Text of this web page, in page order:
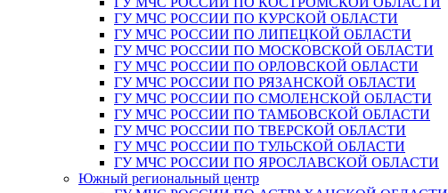
ГУ МЧС РОССИИ ПО КУРСКОЙ ОБЛАСТИ
ГУ МЧС РОССИИ ПО ЛИПЕЦКОЙ ОБЛАСТИ
ГУ МЧС РОССИИ ПО МОСКОВСКОЙ ОБЛАСТИ
ГУ МЧС РОССИИ ПО ОРЛОВСКОЙ ОБЛАСТИ
ГУ МЧС РОССИИ ПО РЯЗАНСКОЙ ОБЛАСТИ
ГУ МЧС РОССИИ ПО СМОЛЕНСКОЙ ОБЛАСТИ
ГУ МЧС РОССИИ ПО ТАМБОВСКОЙ ОБЛАСТИ
ГУ МЧС РОССИИ ПО ТВЕРСКОЙ ОБЛАСТИ
ГУ МЧС РОССИИ ПО ТУЛЬСКОЙ ОБЛАСТИ
ГУ МЧС РОССИИ ПО ЯРОСЛАВСКОЙ ОБЛАСТИ
Южный региональный центр